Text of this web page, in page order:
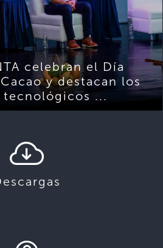
celebran el Día
y destacan los
tecnológicos ...